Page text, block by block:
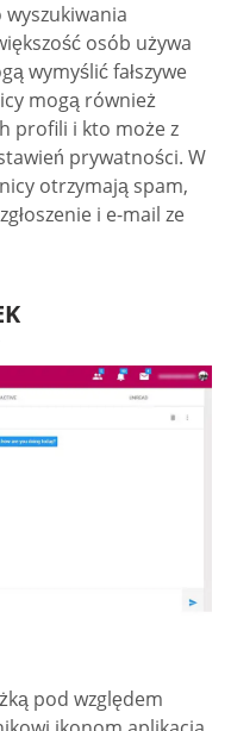
osób używa
wymyślić fałszywe
mogą również
profili i kto może z
prywatności. W
otrzymają spam,
i e-mail ze
pod względem